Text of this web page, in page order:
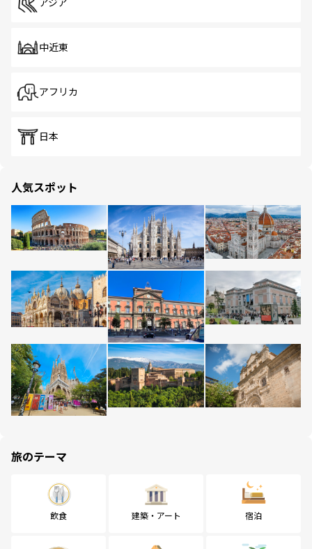
アジア
中近東
アフリカ
日本
人気スポット
旅のテーマ
飲食 建築・アート 宿泊